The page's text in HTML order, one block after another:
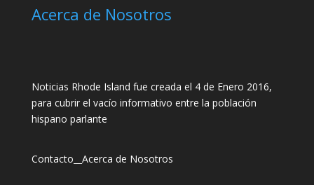
Acerca de Nosotros
Noticias Rhode Island fue creada el 4 de Enero 2016,
para cubrir el vacío informativo entre la población
hispano parlante
Contacto Acerca de Nosotros